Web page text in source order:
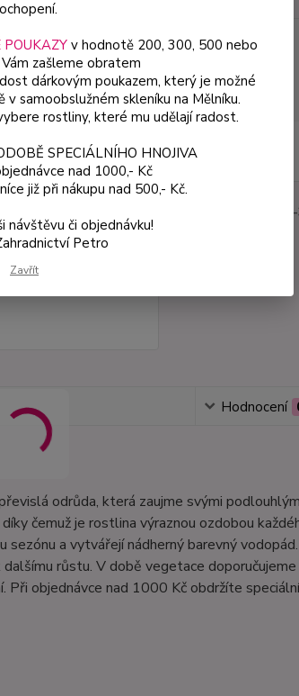
Dostupnost
Varianta
Hodnocení
odrůda, která zaujme svými
čemuž je rostlina výraznou ozdobou
a vytvářejí nádherný barevný
růstu. V době vegetace
objednávce nad 1000 Kč obdržíte
v hodnotě 200, 300, 500 nebo
zašleme obratem
dárkovým poukazem, který je možné
samoobslužném skleníku na Mělníku.
rostliny, které mu udělají radost.
SPECIÁLNÍHO HNOJIVA
nad 1000,- Kč
již při nákupu nad 500,- Kč.
návštěvu či objednávku!
Petro
Zavřít